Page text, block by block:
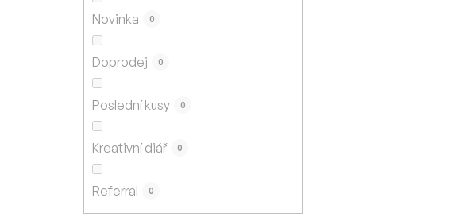
Novinka 0
Doprodej 0
Poslední kusy 0
Kreativní diář 0
Referral 0